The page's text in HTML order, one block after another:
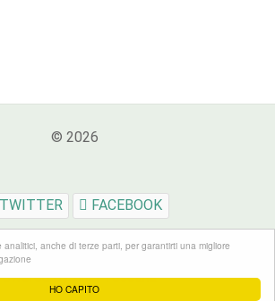
HO CAPITO
analitici, anche di terze parti, per garantirti una migliore
© 2026
TWITTER FACEBOOK
by Anci Toscana